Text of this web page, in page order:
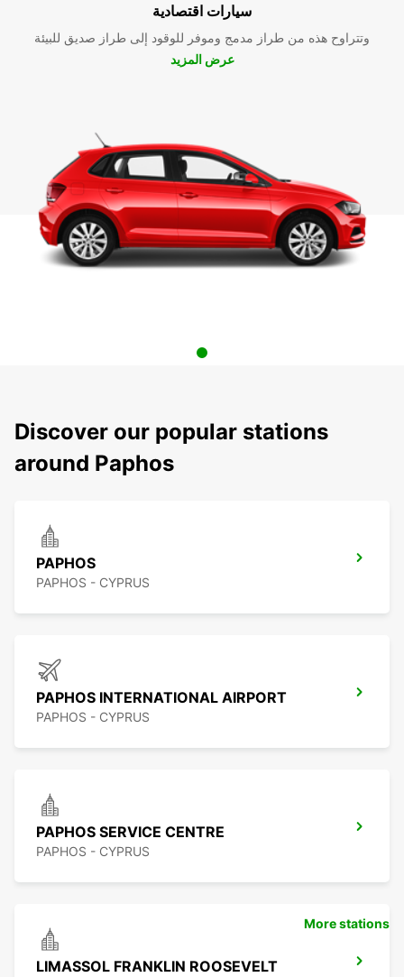
سيارات اقتصادية
وتتراوح هذه من طراز مدمج وموفر للوقود إلى طراز صديق للبيئة
عرض المزيد
Discover our popular stations
around Paphos
PAPHOS
PAPHOS - CYPRUS
PAPHOS INTERNATIONAL AIRPORT
PAPHOS - CYPRUS
PAPHOS SERVICE CENTRE
PAPHOS - CYPRUS
LIMASSOL FRANKLIN ROOSEVELT
More stations